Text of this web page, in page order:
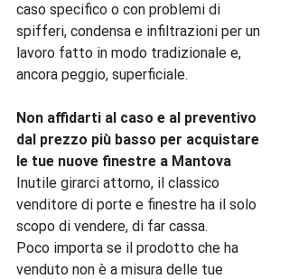
caso specifico o con problemi di
spifferi, condensa e infiltrazioni per un
lavoro fatto in modo tradizionale e,
ancora peggio, superficiale.
Non affidarti al caso e al preventivo
dal prezzo più basso per acquistare
le tue nuove finestre a Mantova
Inutile girarci attorno, il classico
venditore di porte e finestre ha il solo
scopo di vendere, di far cassa.
Poco importa se il prodotto che ha
venduto non è a misura delle tue